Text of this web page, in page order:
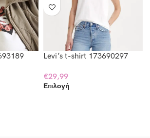
Levi’s t-shirt 173690297
€29,99
Επιλογή